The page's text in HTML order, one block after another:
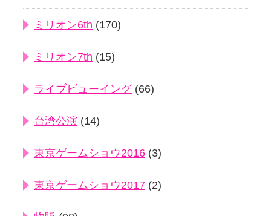
ミリオン6th (170)
ミリオン7th (15)
ライブビューイング(66)
台湾公演 (14)
東京ゲームショウ2016 (3)
東京ゲームショウ2017 (2)